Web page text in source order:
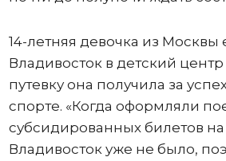
14-летняя девочка из Москвы
Владивосток в детский центр
путевку она получила за
спорте. «Когда оформляли
субсидированных билетов
Владивосток уже не было,